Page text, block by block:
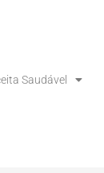
Saudável